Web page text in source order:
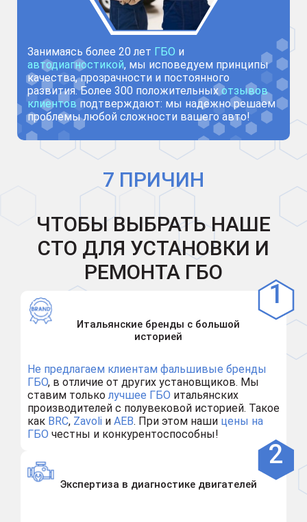
Занимаясь более 20 лет ГБО и
автодиагностикой, мы исповедуем принципы
качества, прозрачности и постоянного
развития. Более 300 положительных отзывов
клиентов подтверждают: мы надежно решаем
проблемы любой сложности вашего авто!
7 ПРИЧИН
ЧТОБЫ ВЫБРАТЬ НАШЕ
СТО ДЛЯ УСТАНОВКИ И
РЕМОНТА ГБО
Итальянские бренды с большой
историей
Не предлагаем клиентам фальшивые бренды
ГБО, в отличие от других установщиков. Мы
ставим тольколучшее ГБО итальянских
производителей с полувековой историей. Такое
как BRC, Zavoli и AEB. При этом наши цены на
ГБО честны и конкурентоспособны!
Экспертиза в диагностике двигателей